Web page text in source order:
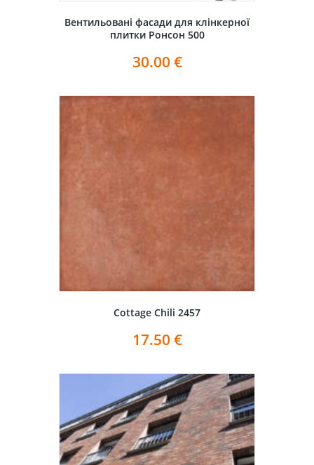
Вентильовані фасади для клінкерної
плитки Ронсон 500
30.00 €
Cottage Chili 2457
17.50 €